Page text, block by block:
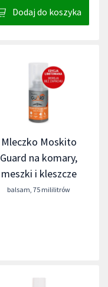
Dodaj do koszyka
Mleczko Moskito
Guard na komary,
meszki i kleszcze
balsam, 75 mililitrów